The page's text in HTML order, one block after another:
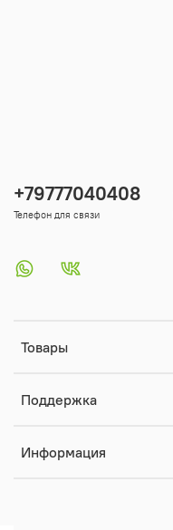
Товары
Поддержка
Информация
+79777040408
Телефон для связи